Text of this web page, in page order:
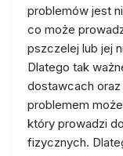
problemów jest
co może
pszczelej lub jej
Dlatego tak
dostawcach oraz
problemem
który prowadzi
fizycznych.